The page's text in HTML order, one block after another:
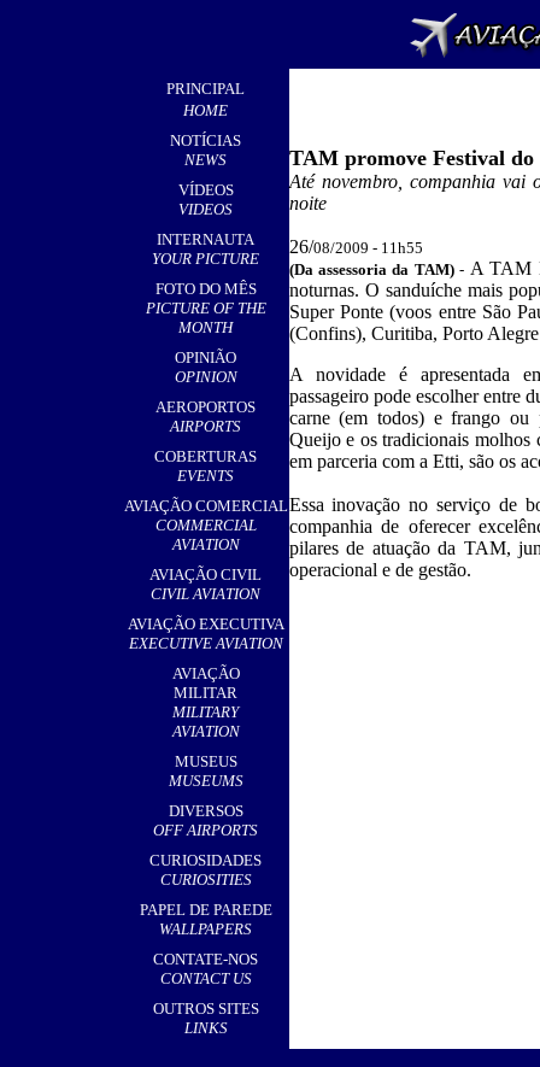
PRINCIPAL
HOME
NOTÍCIAS
NEWS
VÍDEOS
VIDEOS
INTERNAUTA
YOUR PICTURE
FOTO DO MÊS
PICTURE OF THE
MONTH
OPINIÃO
OPINION
AEROPORTOS
AIRPORTS
COBERTURAS
EVENTS
AVIAÇÃO COMERCIAL
COMMERCIAL
AVIATION
AVIAÇÃO CIVIL
CIVIL AVIATION
AVIAÇÃO EXECUTIVA
EXECUTIVE AVIATION
AVIAÇÃO
MILITAR
MILITARY
AVIATION
MUSEUS
MUSEUMS
DIVERSOS
OFF AIRPORTS
CURIOSIDADES
CURIOSITIES
PAPEL DE PAREDE
WALLPAPERS
CONTATE-NOS
CONTACT US
OUTROS SITES
LINKS
TAM promove Festival
Até novembro, companhia vai
noite
26/08/2009 - 11h55
(Da assessoria da TAM)- A TAM
noturnas. O sanduíche mais
Super Ponte (voos entre São
(Confins), Curitiba, Porto
A novidade é apresentada
passageiro pode escolher entre
carne (em todos) e frango ou
Queijo e os tradicionais molhos
em parceria com a Etti, são os
Essa inovação no serviço de
companhia de oferecer
pilares de atuação da TAM,
operacional e de gestão.